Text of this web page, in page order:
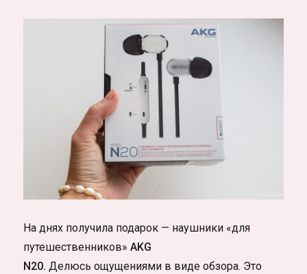
дешево
поесть
На днях получила подарок — наушники «для
путешественников»AKG
N20. Делюсь ощущениями в виде обзора. Это